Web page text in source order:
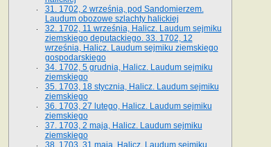
31. 1702, 2 września, pod Sandomierzem.
Laudum obozowe szlachty halickiej
32. 1702, 11 września, Halicz. Laudum sejmiku
ziemskiego deputackiego. 33. 1702, 12
września, Halicz. Laudum sejmiku ziemskiego
gospodarskiego
34. 1702, 5 grudnia, Halicz. Laudum sejmiku
ziemskiego
35. 1703, 18 stycznia, Halicz. Laudum sejmiku
ziemskiego
36. 1703, 27 lutego, Halicz. Laudum sejmiku
ziemskiego
37. 1703, 2 maja, Halicz. Laudum sejmiku
ziemskiego
38. 1703, 31 maja, Halicz. Laudum sejmiku